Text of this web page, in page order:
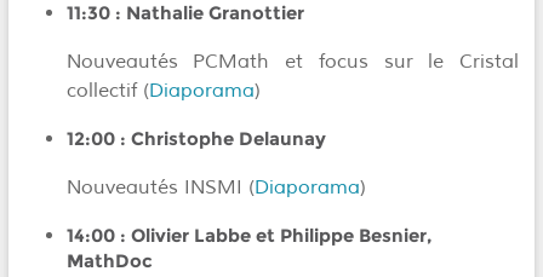
11:30 : Nathalie Granottier
Nouveautés PCMath et focus sur le Cristal
collectif (Diaporama)
12:00 : Christophe Delaunay
Nouveautés INSMI (Diaporama)
14:00 : Olivier Labbe et Philippe Besnier,
MathDoc